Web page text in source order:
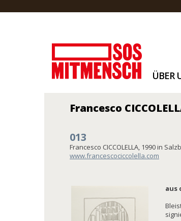
ÜBER
Francesco
013
Francesco CICCOLELLA, 1990 in
www.francescociccolella.com
aus